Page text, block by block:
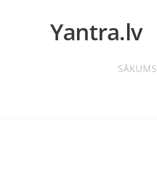
Yantra.lv
SĀKUMS